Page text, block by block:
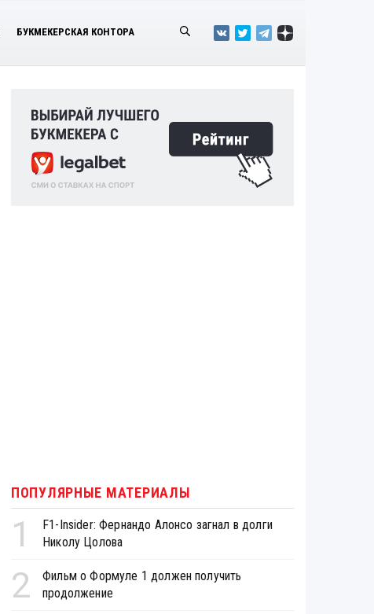
БУКМЕКЕРСКАЯ КОНТОРА
ПОПУЛЯРНЫЕ МАТЕРИАЛЫ
1
F1-Insider: Фернандо Алонсо загнал в долги
Николу Цолова
2
Фильм о Формуле 1 должен получить
продолжение